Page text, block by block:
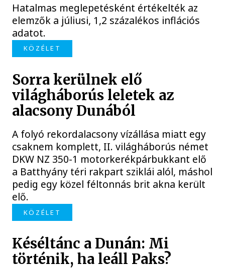
Hatalmas meglepetésként értékelték az
elemzők a júliusi, 1,2 százalékos inflációs
adatot.
KÖZÉLET
Sorra kerülnek elő
világháborús leletek az
alacsony Dunából
A folyó rekordalacsony vízállása miatt egy
csaknem komplett, II. világháborús német
DKW NZ 350-1 motorkerékpárbukkant elő
a Batthyány téri rakpart sziklái alól, máshol
pedig egy közel féltonnás brit akna került
elő.
KÖZÉLET
Késéltánc a Dunán: Mi
történik, ha leáll Paks?